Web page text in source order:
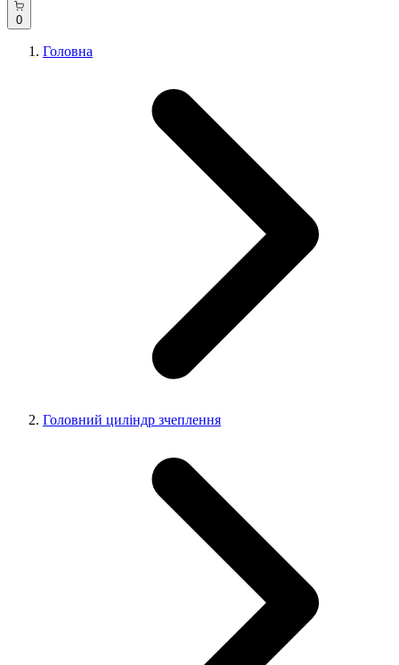
0
Головна
Головний циліндр зчеплення